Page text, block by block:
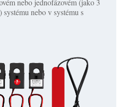
systému nebo v systému s